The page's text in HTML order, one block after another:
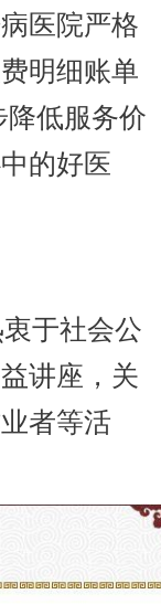
医院严格
明细账单
低服务价
的好医
于社会公
讲座，关
者等活
问题可能
头瘤病毒